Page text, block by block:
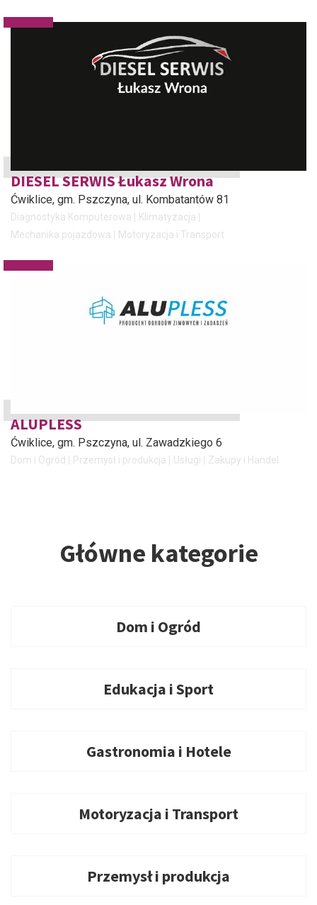
DIESEL SERWIS Łukasz Wrona
Ćwiklice, gm. Pszczyna, ul. Kombatantów 81
Diagnostyka Komputerowa
Klimatyzacja
Mechanika pojazdowa
Motoryzacja i Transport
ALUPLESS
Ćwiklice, gm. Pszczyna, ul. Zawadzkiego 6
Dom i Ogród Przemysł i produkcja Usługi Zakupy i Handel
Główne kategorie
Dom i Ogród
Edukacja i Sport
Gastronomia i Hotele
Motoryzacja i Transport
Przemysł i produkcja